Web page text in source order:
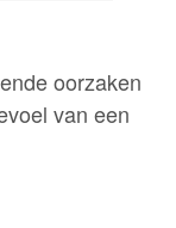
oorzaken
van een